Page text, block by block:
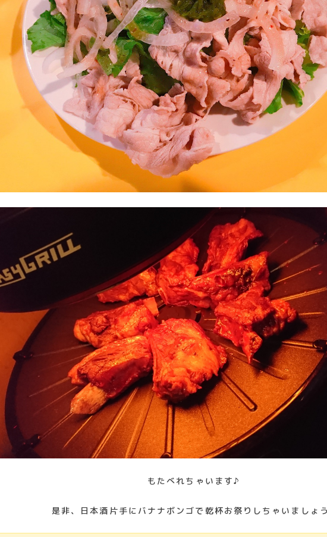
もたべれちゃいます♪
是非、日本酒片手にバナナボンゴで乾杯お祭りしちゃいましょ